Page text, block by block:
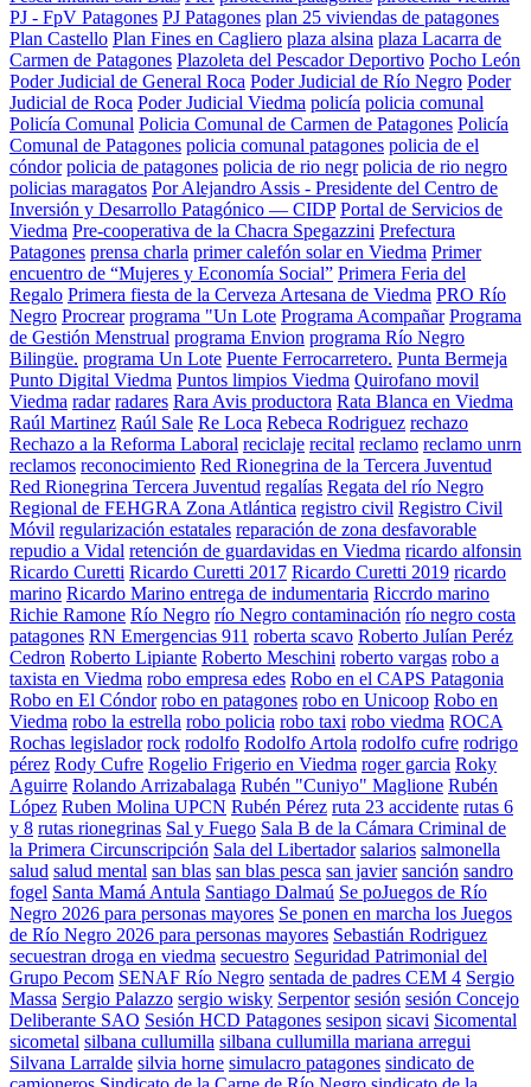
PJ - FpV Patagones PJ Patagones plan 25 viviendas de patagones
Plan Castello Plan Fines en Cagliero plaza alsina plaza Lacarra de
Carmen de Patagones Plazoleta del Pescador Deportivo Pocho León
Poder Judicial de General Roca Poder Judicial de Río Negro Poder
Judicial de Roca Poder Judicial Viedma policía policia comunal
Policía Comunal Policia Comunal de Carmen de Patagones Policía
Comunal de Patagones policia comunal patagones policia de el
cóndor policia de patagones policia de rio negr policia de rio negro
policias maragatos Por Alejandro Assis - Presidente del Centro de
Inversión y Desarrollo Patagónico — CIDP Portal de Servicios de
Viedma Pre-cooperativa de la Chacra Spegazzini Prefectura
Patagones prensa charla primer calefón solar en Viedma Primer
encuentro de “Mujeres y Economía Social” Primera Feria del
Regalo Primera fiesta de la Cerveza Artesana de Viedma PRO Río
Negro Procrear programa "Un Lote Programa Acompañar Programa
de Gestión Menstrual programa Envion programa Río Negro
Bilingüe. programa Un Lote Puente Ferrocarretero. Punta Bermeja
Punto Digital Viedma Puntos limpios Viedma Quirofano movil
Viedma radar radares Rara Avis productora Rata Blanca en Viedma
Raúl Martinez Raúl Sale Re Loca Rebeca Rodriguez rechazo
Rechazo a la Reforma Laboral reciclaje recital reclamo reclamo unrn
reclamos reconocimiento Red Rionegrina de la Tercera Juventud
Red Rionegrina Tercera Juventud regalías Regata del río Negro
Regional de FEHGRA Zona Atlántica registro civil Registro Civil
Móvil regularización estatales reparación de zona desfavorable
repudio a Vidal retención de guardavidas en Viedma ricardo alfonsin
Ricardo Curetti Ricardo Curetti 2017 Ricardo Curetti 2019 ricardo
marino Ricardo Marino entrega de indumentaria Riccrdo marino
Richie Ramone Río Negro río Negro contaminación río negro costa
patagones RN Emergencias 911 roberta scavo Roberto Julían Peréz
Cedron Roberto Lipiante Roberto Meschini roberto vargas robo a
taxista en Viedma robo empresa edes Robo en el CAPS Patagonia
Robo en El Cóndor robo en patagones robo en Unicoop Robo en
Viedma robo la estrella robo policia robo taxi robo viedma ROCA
Rochas legislador rock rodolfo Rodolfo Artola rodolfo cufre rodrigo
pérez Rody Cufre Rogelio Frigerio en Viedma roger garcia Roky
Aguirre Rolando Arrizabalaga Rubén "Cuniyo" Maglione Rubén
López Ruben Molina UPCN Rubén Pérez ruta 23 accidente rutas 6
y 8 rutas rionegrinas Sal y Fuego Sala B de la Cámara Criminal de
la Primera Circunscripción Sala del Libertador salarios salmonella
salud salud mental san blas san blas pesca san javier sanción sandro
fogel Santa Mamá Antula Santiago Dalmaú Se poJuegos de Río
Negro 2026 para personas mayores Se ponen en marcha los Juegos
de Río Negro 2026 para personas mayores Sebastián Rodriguez
secuestran droga en viedma secuestro Seguridad Patrimonial del
Grupo Pecom SENAF Río Negro sentada de padres CEM 4 Sergio
Massa Sergio Palazzo sergio wisky Serpentor sesión sesión Concejo
Deliberante SAO Sesión HCD Patagones sesipon sicavi Sicomental
sicometal silbana cullumilla silbana cullumilla mariana arregui
Silvana Larralde silvia horne simulacro patagones sindicato de